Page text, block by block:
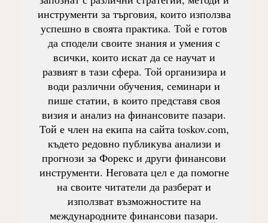
инструменти за търговия, които използва
успешно в своята практика. Той е готов
да сподели своите знания и умения с
всички, които искат да се научат и
развият в тази сфера. Той организира и
води различни обучения, семинари и
пише статии, в които представя своя
визия и анализ на финансовите пазари.
Той е член на екипа на сайта toskov.com,
където редовно публикува анализи и
прогнози за Форекс и други финансови
инструменти. Неговата цел е да помогне
на своите читатели да разберат и
използват възможностите на
международните финансови пазари.